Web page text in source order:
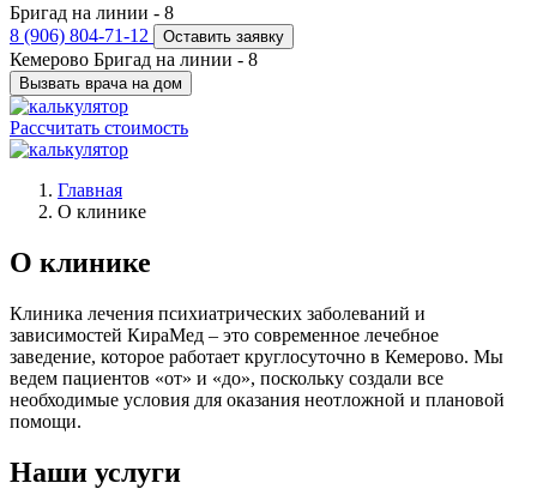
Бригад на линии - 8
8 (906) 804-71-12
Оставить заявку
Кемерово Бригад на линии - 8
Вызвать врача на дом
Рассчитать стоимость
Главная
О клинике
О клинике
Клиника лечения психиатрических заболеваний и
зависимостей КираМед – это современное лечебное
заведение, которое работает круглосуточно в Кемерово. Мы
ведем пациентов «от» и «до», поскольку создали все
необходимые условия для оказания неотложной и плановой
помощи.
Наши услуги